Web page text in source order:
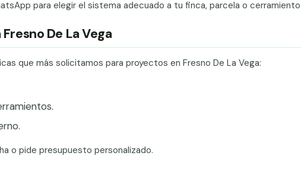
para elegir el sistema adecuado a tu finca, parcela o
De La Vega
que más solicitamos para proyectos en Fresno De La Vega:
o pide presupuesto personalizado.